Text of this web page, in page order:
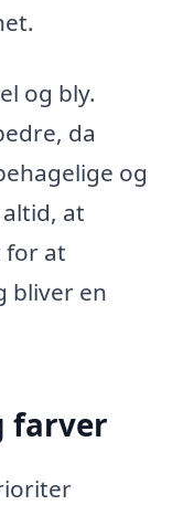
og bly.
da
og
at
for at
bliver en
farver